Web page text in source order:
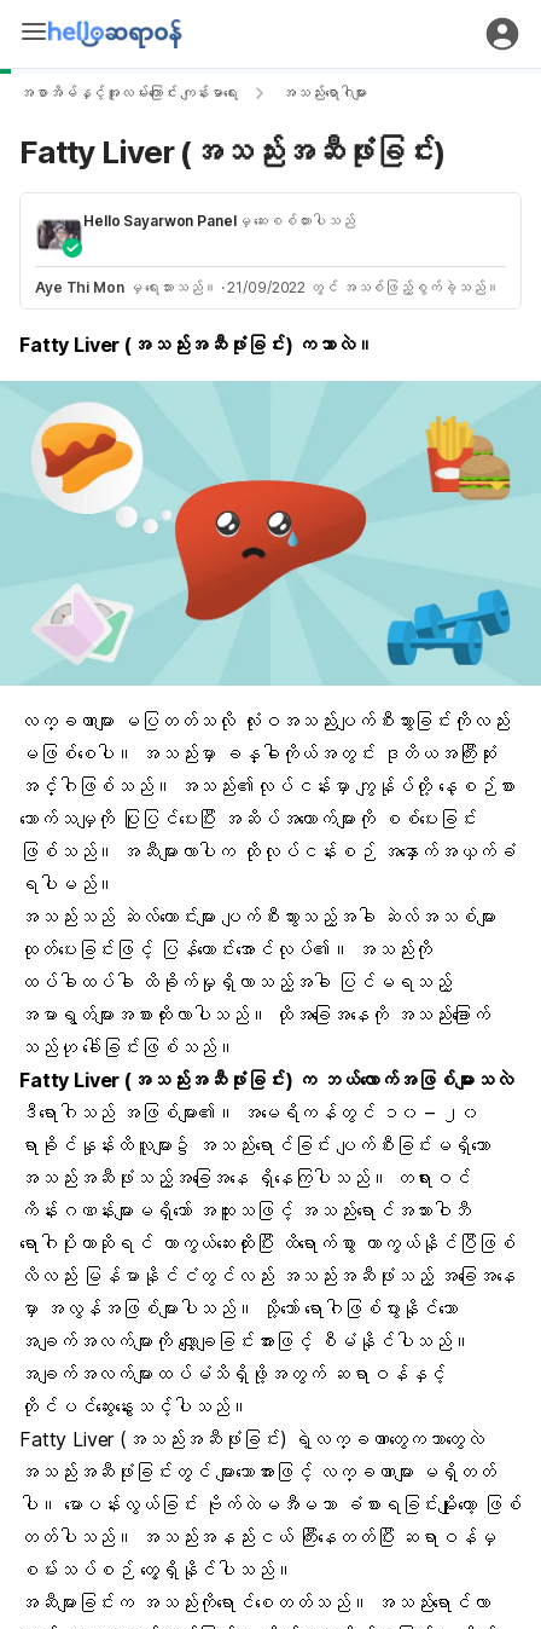
အစာအိမ်နှင့်အူလမ်းကြောင်း ကျန်းမာရေး အသည်းရောဂါများ
Fatty Liver (အသည်းအဆီဖုံးခြင်း)
Hello Sayarwon Panelမှ ဆေးစစ်ထားပါသည်
Aye Thi Monမှ ရေးသားသည်။ ·21/09/2022 တွင် အသစ်ဖြည့်စွက်ခဲ့သည်။
Fatty Liver (အသည်းအဆီဖုံးခြင်း) ကဘာလဲ။
လက္ခဏာများ မပြတတ်သလို လုံးဝအသည်းပျက်စီးသွားခြင်းကိုလည်း
မဖြစ်စေပါ။ အသည်းမှာ
ခန္ဓါကိုယ် အတွင်း ဒုတိယအကြီးဆုံး
အင်္ဂါဖြစ်သည်။ အသည်း၏လုပ်ငန်းမှာ ကျွန်ုပ်တို့ နေ့စဉ်စား
သောက်သမျှကို ပြုပြင်ပေးပြီး အဆိပ်အတောက်များ ကို စစ်ပေးခြင်း
ဖြစ်သည်။ အဆီများလာပါက ထိုလုပ်ငန်းစဉ် အနှောက်အယှက်ခံ
ရပါမည်။
အသည်းသည် ဆဲလ်ဟောင်းများ ပျက်စီးသွားသည့်အခါ ဆဲလ်အသစ်များ
ထုတ်ပေးခြင်းဖြင့် ပြန်ကောင်းအောင်လုပ်၏။ အသည်းကို
ထပ်ခါထပ်ခါ ထိခိုက်မှုရှိလာသည့်အခါ ပြင်မရသည့်
အမာရွတ်များ အစားထိုးလာပါသည်။ ထိုအခြေအနေကို အသည်းခြောက်
သည်ဟု ခေါ်ခြင်းဖြစ်သည်။
Fatty Liver (အသည်းအဆီဖုံးခြင်း) က ဘယ်လောက်အဖြစ်များသလဲ
ဒီရောဂါသည် အဖြစ်များ၏။ အမေရိကန်တွင် ၁၀ – ၂၀
ရာခိုင်နှုန်းထိလူများ၌ အသည်းရောင်ခြင်း ပျက်စီးခြင်းမရှိသော
အသည်းအဆီဖုံးသည့်အခြေအနေ ရှိနေကြပါသည်။ တရားဝင်
ကိန်းဂဏန်းများမရှိသော် အထူးသဖြင့် အသည်းရောင် အသားဝါဘီ
ရောဂါပိုး ဟာဆိုရင် ကာကွယ်ဆေး ထိုးပြီး ထိရောက်စွာ ကာကွယ်နိုင်ပြီဖြစ်
လိလည်းမြန်မာနိုင်ငံတွင်လည်း အသည်းအဆီဖုံးသည့် အခြေအနေ
မှာ အလွန်အဖြစ်များပါသည်။ သို့သော် ရောဂါဖြစ်ပွားနိုင်သော
အချက်အလက်များကို လျှော့ချခြင်းအားဖြင့် စီမံနိုင်ပါသည်။
အချက်အလက်များထပ်မံသိရှိဖို့အတွက် ဆရာဝန်နှင့်
တိုင်ပင်ဆွေးနွေးသင့်ပါသည်။
Fatty Liver (အသည်းအဆီဖုံးခြင်း) ရဲ့လက္ခဏာတွေကဘာတွေလဲ
အသည်းအဆီဖုံးခြင်းတွင် များသောအားဖြင့် လက္ခဏာမျာ း မရှိတတ်
ပါ။ မောပန်းလွယ်ခြင်း ဗိုက်ထဲမအီမသာ ခံစားရခြင်းမျိုးတော့ ဖြစ်
တတ်ပါသည်။ အသည်းအနည်းငယ် ကြီးနေတတ်ပြီး ဆရာဝန်မှ
စမ်းသပ်စဉ် တွေ့ရှိနိုင်ပါသည်။
အဆီများခြင်းက အသည်းကိုရောင်စေ တတ်သည်။ အသည်းရောင်လာ